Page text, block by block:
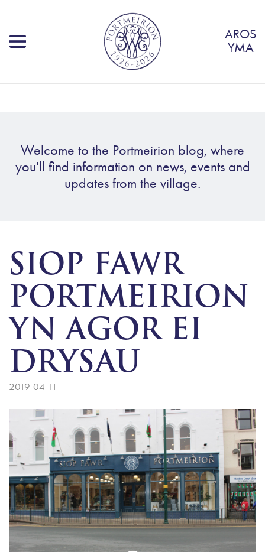
AROS
YMA
Welcome to the Portmeirion blog, where
you'll find information on news, events and
updates from the village.
SIOP FAWR
PORTMEIRION
YN AGOR EI
DRYSAU
2019-04-11